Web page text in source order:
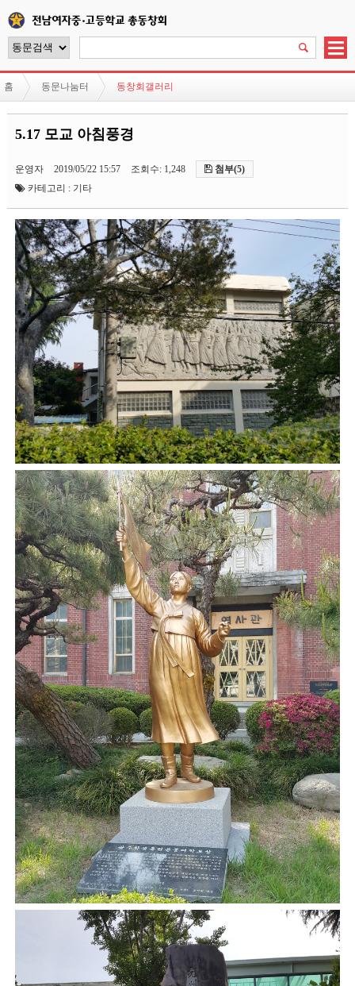
홈 동문나눔터 동창회갤러리
5.17 모교 아침풍경
운영자 2019/05/22 15:57 조회수: 1,248
첨부(5)
카테고리 : 기타